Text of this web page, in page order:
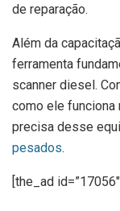
de reparação.
Além da
ferramenta
scanner diesel.
como ele funciona
precisa desse
pesados.
[the_ad